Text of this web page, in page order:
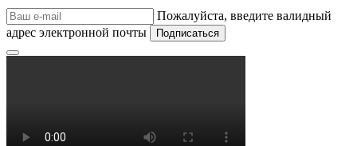
Пожалуйста, введите валидный
адрес электронной почты
Подписаться